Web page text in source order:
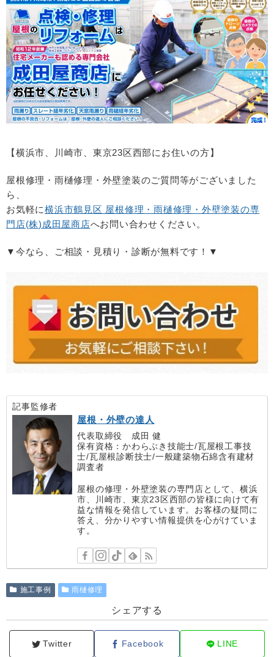
【横浜市、川崎市、東京23区西部にお住いの方】
屋根修理・雨樋修理・外壁塗装のご質問等がございました
ら、
お気軽に横浜市鶴見区 屋根修理・雨樋修理・ 外壁塗装の専
門店(株) 成田屋商店へお問い合わせください。
▼今なら、ご相談・見積り・診断が無料です！▼
記事監修者
屋根・外壁の達人
代表取締役 成田 健
保有資格：かわらぶき技能士/瓦屋根工事技
士/瓦屋根診断技士/一般建築物石綿含有建材
調査者
屋根の修理・外壁塗装の専門店として、横浜
市、川崎市、東京23区西部の皆様に向けて有
益な情報を発信しています。お客様の疑問に
答え、分かりやすい情報提供を心がけていま
す。
施工事例 雨樋修理
シェアする
Twitter Facebook LINE